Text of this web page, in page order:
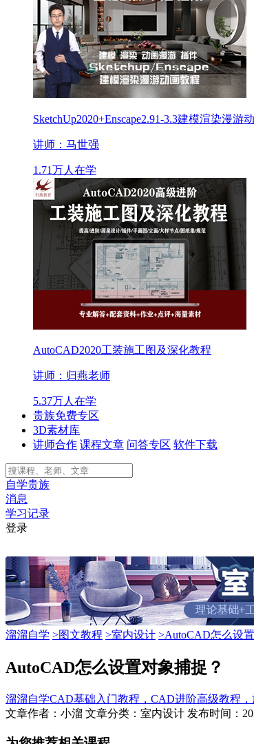
SketchUp2020+Enscape2.91-3.3建模渲染漫游
讲师：马世强
1.71万人在学
AutoCAD2020工装施工图及深化教程
讲师：归燕老师
5.37万人在学
贵族免费专区
3D素材库
讲师合作 课程文章 问答专区 软件下载
自学贵族
消息
学习记录
登录
溜溜自学 >图文教程 >室内设计 >AutoCAD怎么设
AutoCAD怎么设置对象捕捉？
溜溜自学CAD基础入门教程，CAD进阶高级教程
文章作者：小溜 文章分类：室内设计 发布时间：